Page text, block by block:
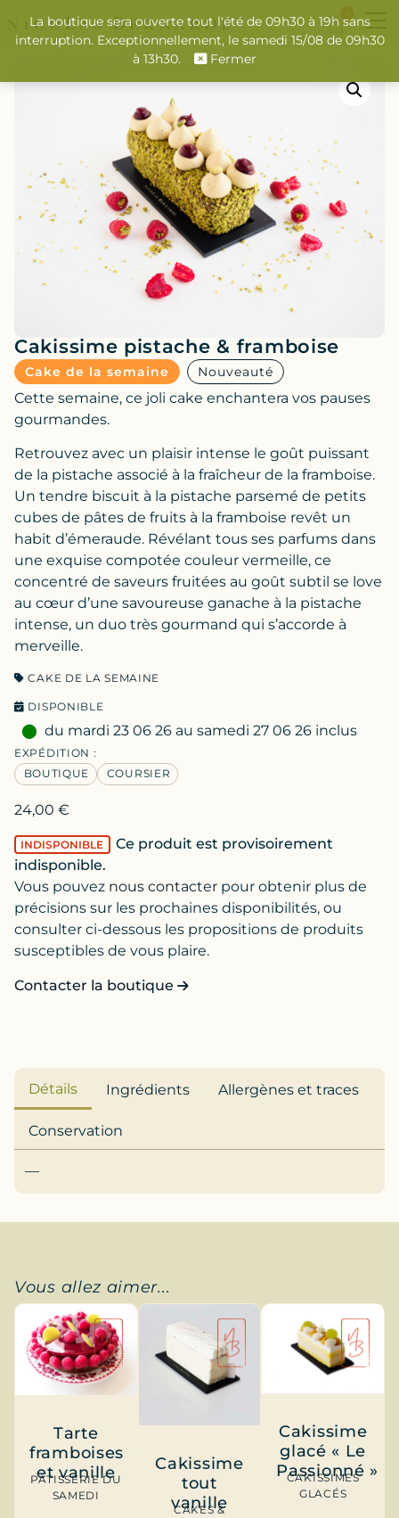
Cakissime pistache & framboise
Cake de la semaine Nouveauté
Cette semaine, ce joli cake enchantera vos pauses
gourmandes.
Retrouvez avec un plaisir intense le goût puissant
de la pistache associé à la fraîcheur de la framboise.
Un tendre biscuit à la pistache parsemé de petits
cubes de pâtes de fruits à la framboise revêt un
habit d’émeraude. Révélant tous ses parfums dans
une exquise compotée couleur vermeille, ce
concentré de saveurs fruitées au goût subtil se love
au cœur d’une savoureuse ganache à la pistache
intense, un duo très gourmand qui s’accorde à
merveille.
CAKE DE LA SEMAINE
DISPONIBLE
du mardi 23 06 26 au samedi 27 06 26 inclus
EXPÉDITION :
BOUTIQUE
COURSIER
24,00 €
INDISPONIBLE
Ce produit est provisoirement
indisponible.
Vous pouvez nous contacter pour obtenir plus de
précisions sur les prochaines disponibilités, ou
consulter ci-dessous les propositions de produits
susceptibles de vous plaire.
Contacter la boutique
Détails Ingrédients Allergènes et traces
Conservation
—
Vous allez aimer...
Tarte
framboises
et vanille
PÂTISSERIE DU
SAMEDI
Cakissime
tout
vanille
CAKES &
Cakissime
glacé « Le
Passionné »
CAKISSIMES
GLACÉS
La boutique sera ouverte tout l'été de 09h30 à 19h sans
interruption. Exceptionnellement, le samedi 15/08 de 09h30
à 13h30.
Fermer